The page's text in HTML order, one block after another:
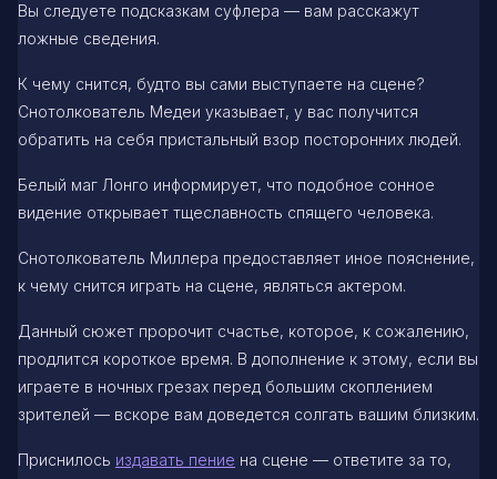
Вы следуете подсказкам суфлера — вам расскажут
ложные сведения.
К чему снится, будто вы сами выступаете на сцене?
Снотолкователь Медеи указывает, у вас получится
обратить на себя пристальный взор посторонних людей.
Белый маг Лонго информирует, что подобное сонное
видение открывает тщеславность спящего человека.
Снотолкователь Миллера предоставляет иное пояснение,
к чему снится играть на сцене, являться актером.
Данный сюжет пророчит счастье, которое, к сожалению,
продлится короткое время. В дополнение к этому, если вы
играете в ночных грезах перед большим скоплением
зрителей — вскоре вам доведется солгать вашим близким.
Приснилось издавать пение на сцене — ответите за то,